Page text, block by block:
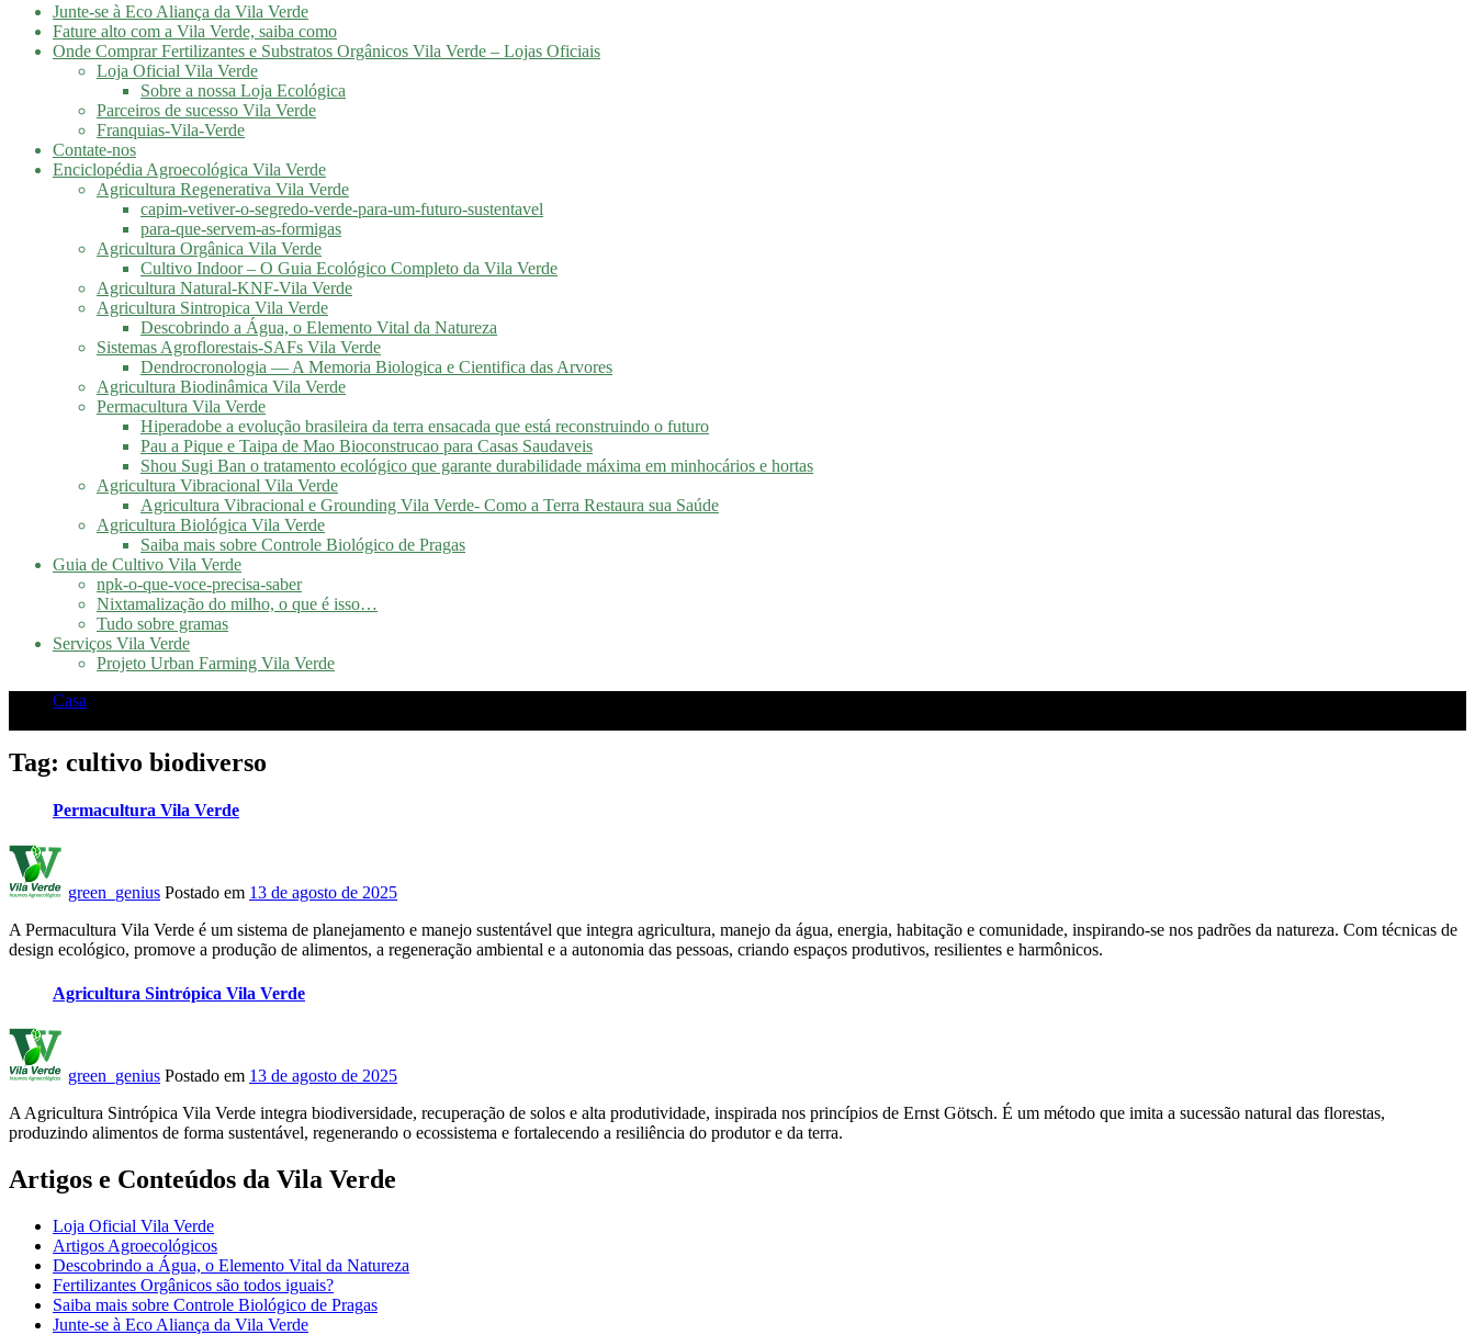
Junte-se à Eco Aliança da Vila Verde
Fature alto com a Vila Verde, saiba como
Onde Comprar Fertilizantes e Substratos Orgânicos Vila Verde – Lojas Oficiais
Loja Oficial Vila Verde
Sobre a nossa Loja Ecológica
Parceiros de sucesso Vila Verde
Franquias-Vila-Verde
Contate-nos
Enciclopédia Agroecológica Vila Verde
Agricultura Regenerativa Vila Verde
capim-vetiver-o-segredo-verde-para-um-futuro-sustentavel
para-que-servem-as-formigas
Agricultura Orgânica Vila Verde
Cultivo Indoor – O Guia Ecológico Completo da Vila Verde
Agricultura Natural-KNF-Vila Verde
Agricultura Sintropica Vila Verde
Descobrindo a Água, o Elemento Vital da Natureza
Sistemas Agroflorestais-SAFs Vila Verde
Dendrocronologia — A Memoria Biologica e Cientifica das Arvores
Agricultura Biodinâmica Vila Verde
Permacultura Vila Verde
Hiperadobe a evolução brasileira da terra ensacada que está reconstruindo o futuro
Pau a Pique e Taipa de Mao Bioconstrucao para Casas Saudaveis
Shou Sugi Ban o tratamento ecológico que garante durabilidade máxima em minhocários e hortas
Agricultura Vibracional Vila Verde
Agricultura Vibracional e Grounding Vila Verde- Como a Terra Restaura sua Saúde
Agricultura Biológica Vila Verde
Saiba mais sobre Controle Biológico de Pragas
Guia de Cultivo Vila Verde
npk-o-que-voce-precisa-saber
Nixtamalização do milho, o que é isso…
Tudo sobre gramas
Serviços Vila Verde
Projeto Urban Farming Vila Verde
Casa
Tag: cultivo biodiverso
Permacultura Vila Verde
green_genius Postado em 13 de agosto de 2025
A Permacultura Vila Verde é um sistema de planejamento e manejo sustentável que integra agricultura, manejo da água, energia, habitação e comunidade, inspirando-se nos padrões da natureza. Com técnicas de
design ecológico, promove a produção de alimentos, a regeneração ambiental e a autonomia das pessoas, criando espaços produtivos, resilientes e harmônicos.
Agricultura Sintrópica Vila Verde
green_genius Postado em 13 de agosto de 2025
A Agricultura Sintrópica Vila Verde integra biodiversidade, recuperação de solos e alta produtividade, inspirada nos princípios de Ernst Götsch. É um método que imita a sucessão natural das florestas,
produzindo alimentos de forma sustentável, regenerando o ecossistema e fortalecendo a resiliência do produtor e da terra.
Artigos e Conteúdos da Vila Verde
Loja Oficial Vila Verde
Artigos Agroecológicos
Descobrindo a Água, o Elemento Vital da Natureza
Fertilizantes Orgânicos são todos iguais?
Saiba mais sobre Controle Biológico de Pragas
Junte-se à Eco Aliança da Vila Verde